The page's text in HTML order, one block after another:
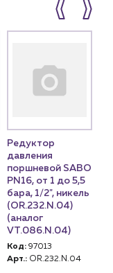
Редуктор
давления
поршневой SABO
PN16, от 1 до 5,5
бара, 1/2", никель
(OR.232.N.04)
(аналог
VT.086.N.04)
Код: 97013
Арт.: OR.232.N.04